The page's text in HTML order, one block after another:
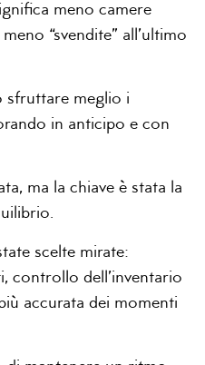
meno camere
“svendite” all’ultimo
sfruttare meglio i
in anticipo e con
ma la chiave è stata la
scelte mirate:
controllo dell’inventario
accurata dei momenti